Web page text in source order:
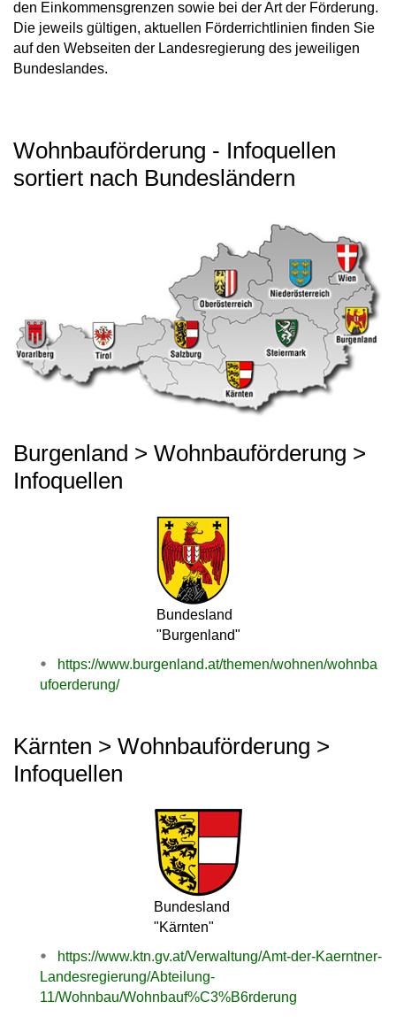
den Einkommensgrenzen sowie bei der Art der Förderung.
Die jeweils gültigen, aktuellen Förderrichtlinien finden Sie
auf den Webseiten der Landesregierung des jeweiligen
Bundeslandes.
Wohnbauförderung - Infoquellen
sortiert nach Bundesländern
Burgenland > Wohnbauförderung >
Infoquellen
Bundesland
"Burgenland"
https://www.burgenland.at/themen/wohnen/wohnba
ufoerderung/
Kärnten > Wohnbauförderung >
Infoquellen
Bundesland
"Kärnten"
https://www.ktn.gv.at/Verwaltung/Amt-der-Kaerntner-
Landesregierung/Abteilung-
11/Wohnbau/Wohnbauf%C3%B6rderung